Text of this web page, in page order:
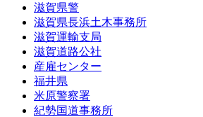
滋賀県警
滋賀県長浜土木事務所
滋賀運輸支局
滋賀道路公社
産雇センター
福井県
米原警察署
紀勢国道事務所